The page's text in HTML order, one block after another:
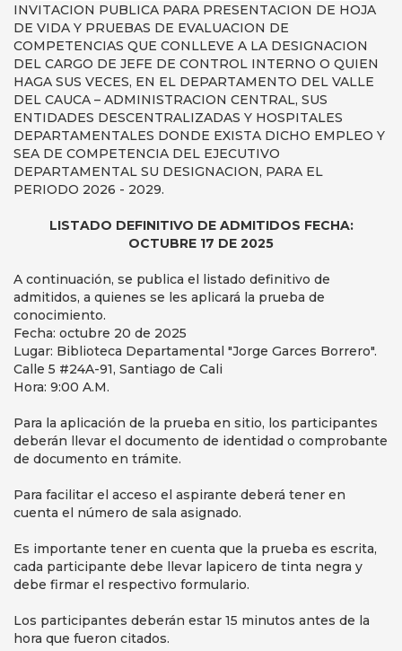
INVITACION PUBLICA PARA PRESENTACION DE HOJA
DE VIDA Y PRUEBAS DE EVALUACION DE
COMPETENCIAS QUE CONLLEVE A LA DESIGNACION
DEL CARGO DE JEFE DE CONTROL INTERNO O QUIEN
HAGA SUS VECES, EN EL DEPARTAMENTO DEL VALLE
DEL CAUCA – ADMINISTRACION CENTRAL, SUS
ENTIDADES DESCENTRALIZADAS Y HOSPITALES
DEPARTAMENTALES DONDE EXISTA DICHO EMPLEO Y
SEA DE COMPETENCIA DEL EJECUTIVO
DEPARTAMENTAL SU DESIGNACION, PARA EL
PERIODO 2026 - 2029.
LISTADO DEFINITIVO DE ADMITIDOS FECHA:
OCTUBRE 17 DE 2025
A continuación, se publica el listado definitivo de
admitidos, a quienes se les aplicará la prueba de
conocimiento.
Fecha: octubre 20 de 2025
Lugar: Biblioteca Departamental "Jorge Garces Borrero".
Calle 5 #24A-91, Santiago de Cali
Hora: 9:00 A.M.
Para la aplicación de la prueba en sitio, los participantes
deberán llevar el documento de identidad o comprobante
de documento en trámite.
Para facilitar el acceso el aspirante deberá tener en
cuenta el número de sala asignado.
Es importante tener en cuenta que la prueba es escrita,
cada participante debe llevar lapicero de tinta negra y
debe firmar el respectivo formulario.
Los participantes deberán estar 15 minutos antes de la
hora que fueron citados.